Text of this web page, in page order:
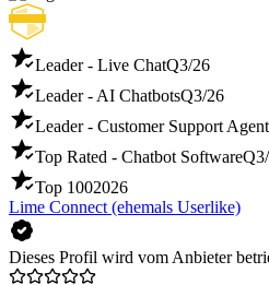
Leader - Live ChatQ3/26
Leader - AI ChatbotsQ3/26
Leader - Customer Support
Top Rated - Chatbot Software
Top 1002026
Lime Connect (ehemals Userlike)
Dieses Profil wird vom Anbieter